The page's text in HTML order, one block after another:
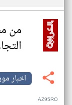
من
اخبار
AZ95RO